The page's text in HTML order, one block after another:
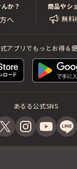
か？
へ
商品やシ
無料
アプリでもっとお得＆
あるる公式SNS